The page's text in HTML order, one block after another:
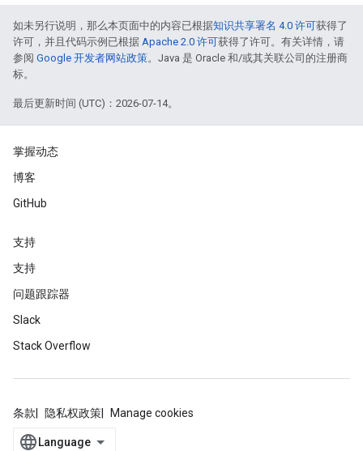
如未另行说明，那么本页面中的内容已根据知识共享署名 4.0 许可获得了
许可，并且代码示例已根据 Apache 2.0 许可获得了许可。有关详情，请
参阅 Google 开发者网站政策。Java 是 Oracle 和/或其关联公司的注册商
标。
最后更新时间 (UTC)：2026-07-14。
掌握动态
博客
GitHub
支持
支持
问题跟踪器
Slack
Stack Overflow
条款 隐私权政策 Manage cookies